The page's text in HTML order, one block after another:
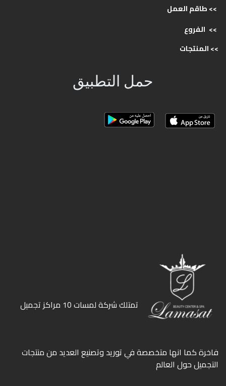
>> طاقمالعمل
>> الفروع
>>المنتجات
حمل التطبيق
ﺗﻤﺘﻠﻚ ﺷﺮﻛﺔ ﻟﻤﺴﺎت 10 ﻣﺮاﻛﺰ ﺗﺠﻤﻴﻞ
ﻓﺎﺧﺮة كما انها ﻣﺘﺨﺼﺼﺔ ﻓﻲ ﺗﻮرﻳﺪ وﺗﺼﻨﻴﻊ اﻟﻌﺪﻳﺪ ﻣﻦ ﻣﻨﺘﺠﺎت
اﻟﺘﺠﻤﻴﻞ ﺣﻮل اﻟﻌﺎﻟﻢ